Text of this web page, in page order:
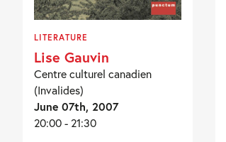
LITERATURE
Lise Gauvin
Centre culturel canadien
(Invalides)
June 07th, 2007
20:00 - 21:30